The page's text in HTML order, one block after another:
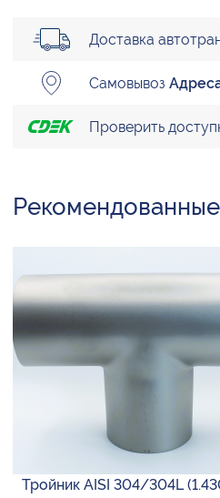
Доставка
Самовывоз
Проверить
Тройник AISI 304/304L